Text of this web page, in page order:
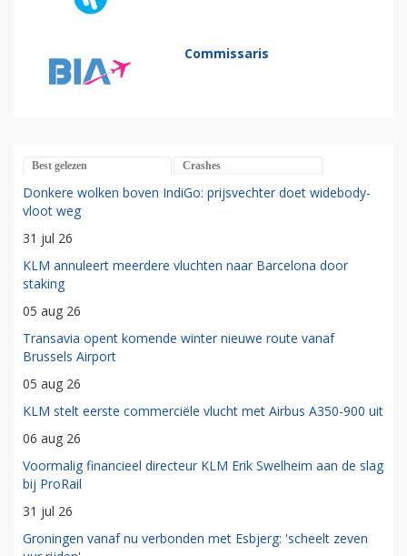
Commissaris
Best gelezen Crashes
Donkere wolken boven IndiGo: prijsvechter doet widebody-
vloot weg
31 jul 26
KLM annuleert meerdere vluchten naar Barcelona door
staking
05 aug 26
Transavia opent komende winter nieuwe route vanaf
Brussels Airport
05 aug 26
KLM stelt eerste commerciële vlucht met Airbus A350-900 uit
06 aug 26
Voormalig financieel directeur KLM Erik Swelheim aan de slag
bij ProRail
31 jul 26
Groningen vanaf nu verbonden met Esbjerg: 'scheelt zeven